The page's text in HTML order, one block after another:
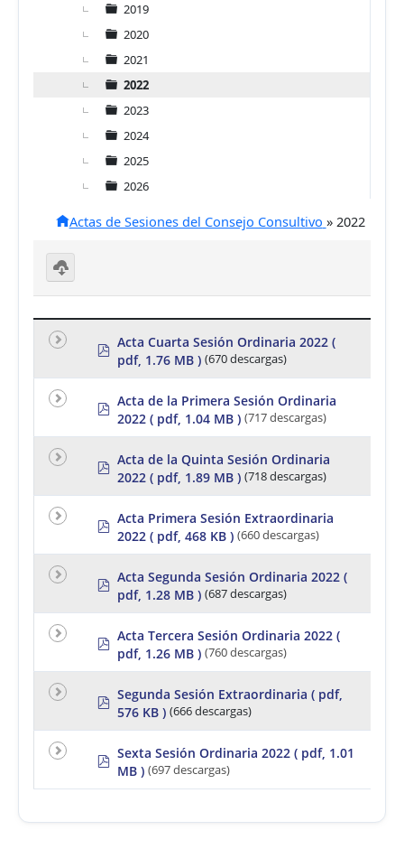
2019
2020
2021
2022
2023
2024
2025
2026
Actas de Sesiones del Consejo Consultivo » 2022
w
nl
o
d
se
le
e
d
p
f
Acta Cuarta Sesión Ordinaria 2022 (
pdf, 1.76 MB ) (670 descargas)
p
f
Acta de la Primera Sesión Ordinaria
2022 ( pdf, 1.04 MB ) (717 descargas)
p
f
Acta de la Quinta Sesión Ordinaria
2022 ( pdf, 1.89 MB ) (718 descargas)
p
f
Acta Primera Sesión Extraordinaria
2022 ( pdf, 468 KB ) (660 descargas)
p
f
Acta Segunda Sesión Ordinaria 2022 (
pdf, 1.28 MB ) (687 descargas)
p
f
Acta Tercera Sesión Ordinaria 2022 (
pdf, 1.26 MB ) (760 descargas)
p
f
Segunda Sesión Extraordinaria ( pdf,
576 KB ) (666 descargas)
p
f
Sexta Sesión Ordinaria 2022 ( pdf, 1.01
MB ) (697 descargas)